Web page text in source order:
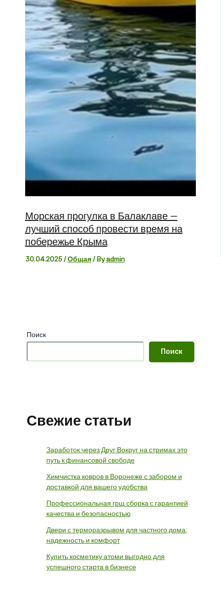
Морская прогулка в Балаклаве —
лучший способ провести время на
побережье Крыма
30.04.2025/Общая/ Byadmin
Поиск
Поиск
Свежие статьи
Заработок через Друг Вокруг на стримах это
путь к финансовой свободе
Химчистка ковров в Воронеже с забором и
доставкой для вашего удобства
Профессиональная грщ сборка с гарантией
качества и безопасностью
Двери с терморазрывом для частного дома:
надежность и комфорт
Купить косметику атоми выгодно для
успешного старта в бизнесе